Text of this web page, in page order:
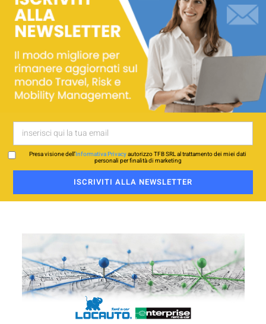
Presa visione dell’Informativa Privacyautorizzo TFB SRL al trattamento dei miei dati
personali per finalità di marketing
ISCRIVITI ALLA NEWSLETTER